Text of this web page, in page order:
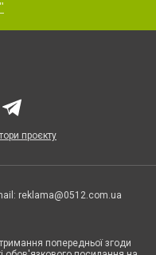
проєкту
reklama@0512.com.ua
попередньої згоди